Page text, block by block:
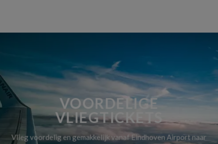
VOORDELIGE
VLIEGTICKETS
Vlieg voordelig en gemakkelijk vanaf Eindhoven Airport naar